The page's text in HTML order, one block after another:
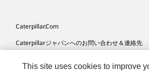
Caterpillar.com
Caterpillarジャパンへのお問い合わせ＆連絡先
This site uses cookies to improve